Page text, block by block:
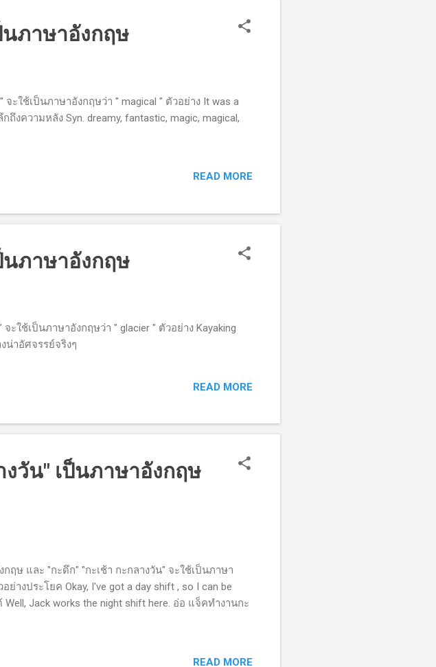
ภาษาอังกฤษ
ใช้เป็นภาษาอังกฤษว่า " magical " ตัวอย่าง It was a
งความหลัง Syn. dreamy, fantastic, magic, magical,
READ MORE
ภาษาอังกฤษ
ใช้เป็นภาษาอังกฤษว่า " glacier " ตัวอย่าง Kayaking
น่าอัศจรรย์จริงๆ
READ MORE
วัน" เป็นภาษาอังกฤษ
ฤษ และ "กะดึก" "กะเช้า กะกลางวัน" จะใช้เป็นภาษา
างประโยค Okay, I've got a day shift , so I can be
Jack works the night shift here. อ่อ แจ็คทำงานกะ
READ MORE